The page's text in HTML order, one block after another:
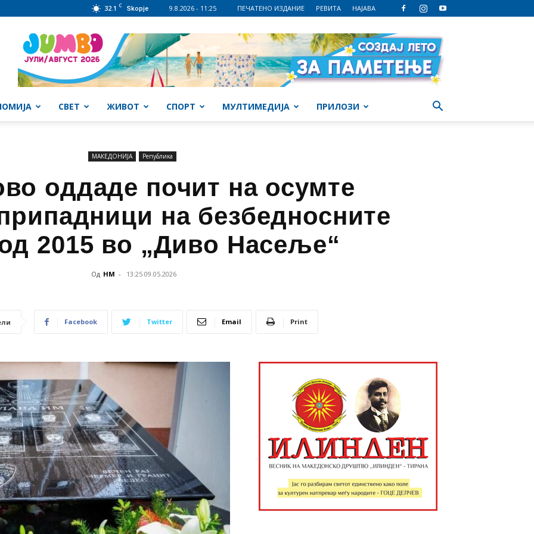
32.1 C Skopje 9.8.2026 - 11:25 ПЕЧАТЕНО ИЗДАНИЕ РЕВИТА НАЈАВА
СВЕТ ЖИВОТ СПОРТ МУЛТИМЕДИЈА ПРИЛОЗИ
МАКЕДОНИЈА Република
оддаде почит на осумте
на безбедносните
2015 во „Диво Насеље“
Од НМ - 13:25 09.05.2026
Facebook Twitter Email Print